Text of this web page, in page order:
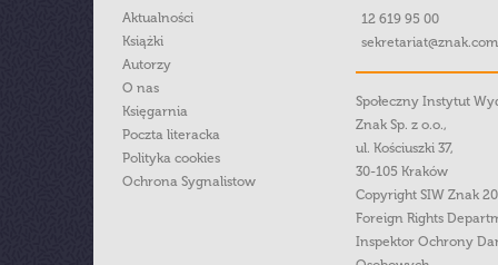
Aktualności
Książki
Autorzy
O nas
Księgarnia
Poczta literacka
Polityka cookies
Ochrona Sygnalistow
12 619 95 00
Społeczny Instytut
Znak Sp. z o.o.,
ul. Kościuszki 37,
30-105 Kraków
Copyright SIW Znak
Foreign Rights
Inspektor Ochrony